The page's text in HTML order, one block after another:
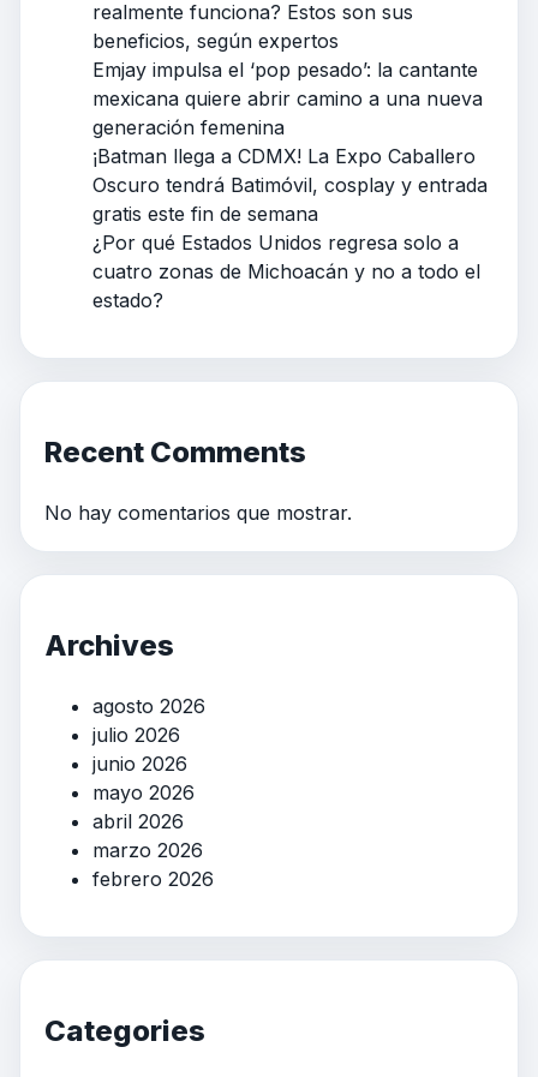
realmente funciona? Estos son sus
beneficios, según expertos
Emjay impulsa el ‘pop pesado’: la cantante
mexicana quiere abrir camino a una nueva
generación femenina
¡Batman llega a CDMX! La Expo Caballero
Oscuro tendrá Batimóvil, cosplay y entrada
gratis este fin de semana
¿Por qué Estados Unidos regresa solo a
cuatro zonas de Michoacán y no a todo el
estado?
Recent Comments
No hay comentarios que mostrar.
Archives
agosto 2026
julio 2026
junio 2026
mayo 2026
abril 2026
marzo 2026
febrero 2026
Categories